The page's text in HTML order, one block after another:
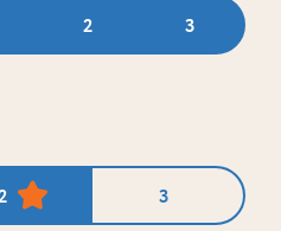
2 3
3